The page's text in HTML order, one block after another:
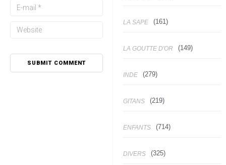
LA SAPE (161)
LA GOUTTE D'OR (149)
INDE (279)
GITANS (219)
ENFANTS (714)
DIVERS (325)